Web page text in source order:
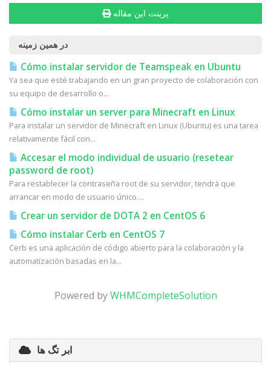
پرینت این مقاله
در همین زمینه
Cómo instalar servidor de Teamspeak en Ubuntu
Ya sea que esté trabajando en un gran proyecto de colaboración con
su equipo de desarrollo o...
Cómo instalar un server para Minecraft en Linux
Para instalar un servidor de Minecraft en Linux (Ubuntu) es una tarea
relativamente fácil con...
Accesar el modo individual de usuario (resetear
password de root)
Para restablecer la contraseña root de su servidor, tendrá que
arrancar en modo de usuario único....
Crear un servidor de DOTA 2 en CentOS 6
Cómo instalar Cerb en CentOS 7
Cerb es una aplicación de código abierto para la colaboración y la
automatización basadas en la...
Powered byWHMCompleteSolution
ابر تگ ها